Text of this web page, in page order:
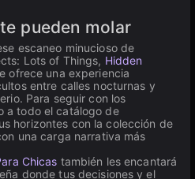
pueden molar
escaneo minucioso de
Lots of Things, Hidden
ofrece una experiencia
entre calles nocturnas y
Para seguir con los
a todo el catálogo de
horizontes con la colección de
una carga narrativa más
Chicas también les encantará
donde tus decisiones y el